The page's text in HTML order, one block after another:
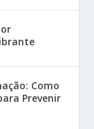
Como
Prevenir